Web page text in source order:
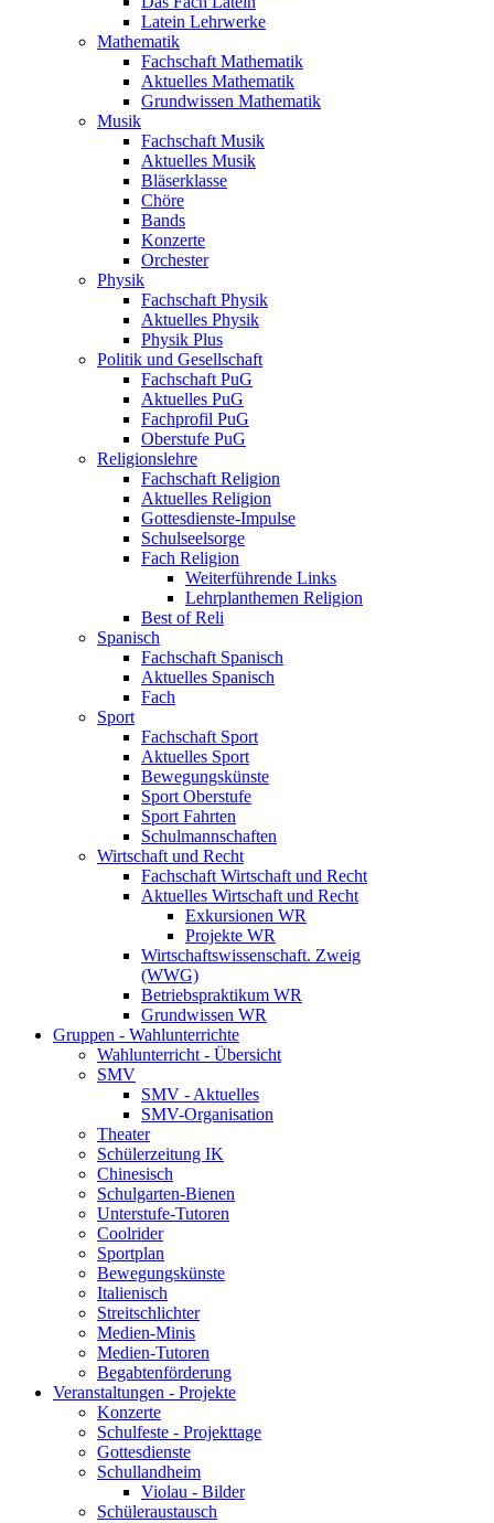
Latein Lehrwerke
Mathematik
Fachschaft Mathematik
Aktuelles Mathematik
Grundwissen Mathematik
Musik
Fachschaft Musik
Aktuelles Musik
Bläserklasse
Chöre
Bands
Konzerte
Orchester
Physik
Fachschaft Physik
Aktuelles Physik
Physik Plus
Politik und Gesellschaft
Fachschaft PuG
Aktuelles PuG
Fachprofil PuG
Oberstufe PuG
Religionslehre
Fachschaft Religion
Aktuelles Religion
Gottesdienste-Impulse
Schulseelsorge
Fach Religion
Weiterführende Links
Lehrplanthemen Religion
Best of Reli
Spanisch
Fachschaft Spanisch
Aktuelles Spanisch
Fach
Sport
Fachschaft Sport
Aktuelles Sport
Bewegungskünste
Sport Oberstufe
Sport Fahrten
Schulmannschaften
Wirtschaft und Recht
Fachschaft Wirtschaft und Recht
Aktuelles Wirtschaft und Recht
Exkursionen WR
Projekte WR
Wirtschaftswissenschaft. Zweig
(WWG)
Betriebspraktikum WR
Grundwissen WR
Gruppen - Wahlunterrichte
Wahlunterricht - Übersicht
SMV
SMV - Aktuelles
SMV-Organisation
Theater
Schülerzeitung IK
Chinesisch
Schulgarten-Bienen
Unterstufe-Tutoren
Coolrider
Sportplan
Bewegungskünste
Italienisch
Streitschlichter
Medien-Minis
Medien-Tutoren
Begabtenförderung
Veranstaltungen - Projekte
Konzerte
Schulfeste - Projekttage
Gottesdienste
Schullandheim
Violau - Bilder
Schüleraustausch